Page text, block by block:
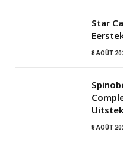
Star
8 AOÛT
8 AOÛT